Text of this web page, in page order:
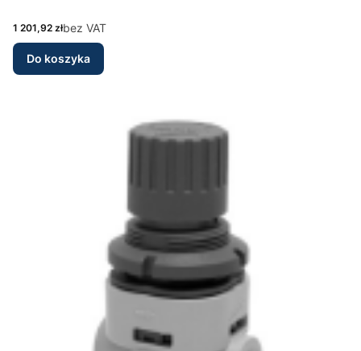
Cena
1 201,92 złbez VAT
Do koszyka